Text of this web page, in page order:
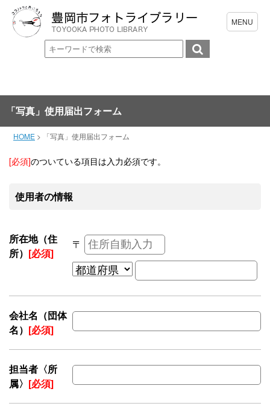
「写真」使用届出フォーム
HOME > 「写真」使用届出フォーム
[必須]のついている項目は入力必須です。
使用者の情報
所在地（住
所） [必須]
〒
会社名（団体
名） [必須]
担当者〈所
属〉 [必須]